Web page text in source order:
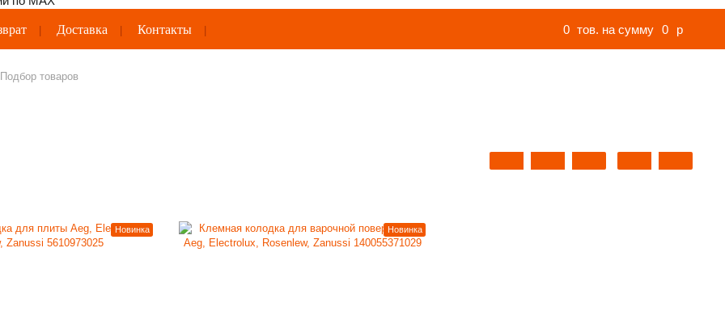
Доставка Контакты 0 тов. на сумму 0 p
Подбор товаров
Новинка Новинка